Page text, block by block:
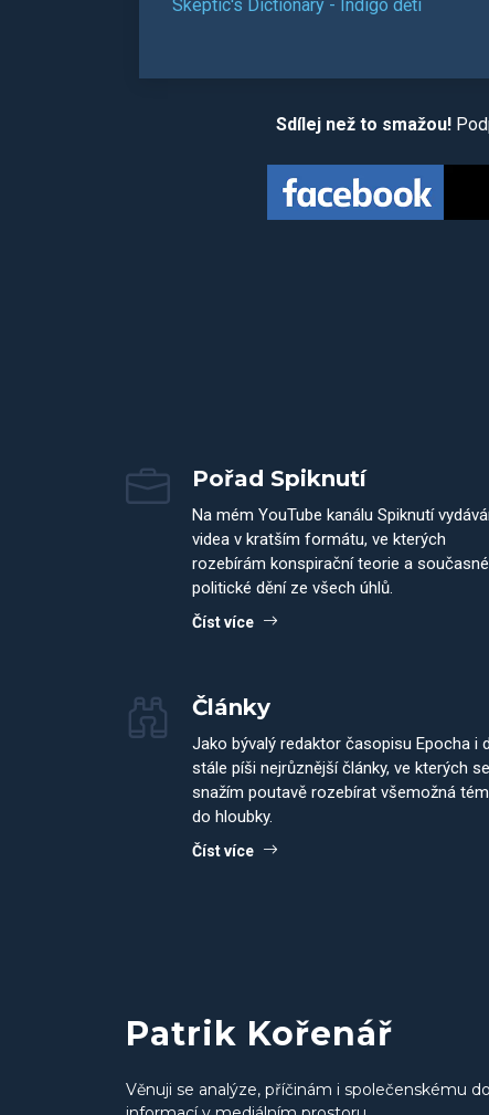
Skeptic's Dictionary - Indigo děti
Sdílej než to smažou!
Pořad Spiknutí
Na mém YouTube kanálu Spiknutí
videa v kratším formátu, ve kterých
rozebírám konspirační teorie a současné
politické dění ze všech úhlů.
Číst více
Články
Jako bývalý redaktor časopisu Epocha i
stále píši nejrůznější články, ve kterých se
snažím poutavě rozebírat všemožná
do hloubky.
Číst více
Patrik Kořenář
Věnuji se analýze, příčinám i společenskému